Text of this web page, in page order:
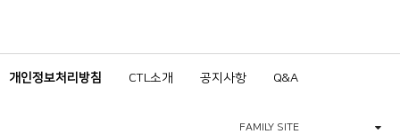
개인정보처리방침 CTL소개 공지사항 Q&A
FAMILY SITE